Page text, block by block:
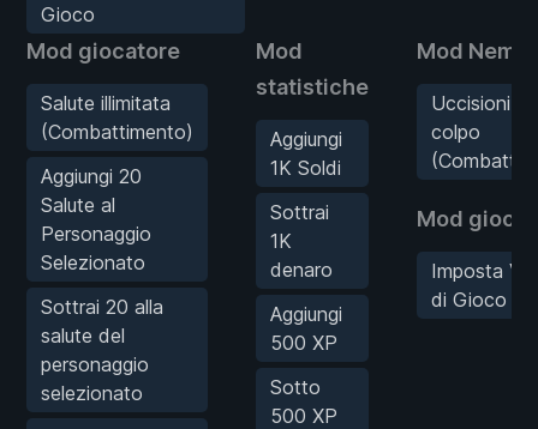
Gioco
Mod giocatore
Salute illimitata
(Combattimento)
Aggiungi 20
Salute al
Personaggio
Selezionato
Sottrai 20 alla
salute del
personaggio
selezionato
Mod
statistiche
Aggiungi
1K Soldi
Sottrai
1K
denaro
Aggiungi
500 XP
Sotto
500 XP
Mod
Uccisioni
colpo
Mod gioco
Imposta
di Gioco